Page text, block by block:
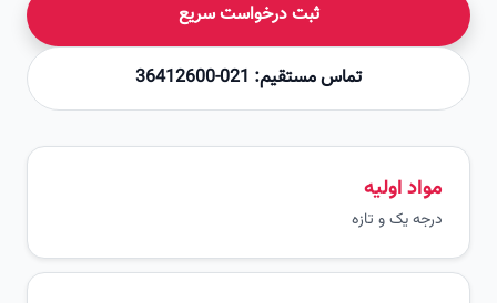
ثبت درخواست سریع
تماس مستقیم: 021-36412600
مواد اولیه
درجه یک و تازه